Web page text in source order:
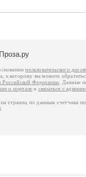
Проза.ру
пользовательского
к которому вы можете
Российской Федерации . Данные
о портале и связаться с
страниц по данным счетчика